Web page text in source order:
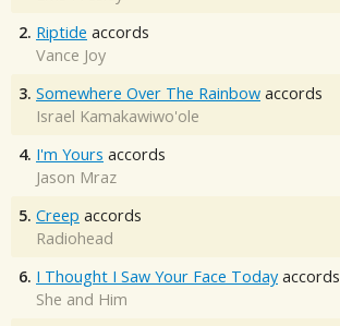
2. Riptide accords
Vance Joy
3. Somewhere Over The Rainbow accords
Israel Kamakawiwo'ole
4. I'm Yours accords
Jason Mraz
5. Creep accords
Radiohead
6. I Thought I Saw Your Face Today accords
She and Him